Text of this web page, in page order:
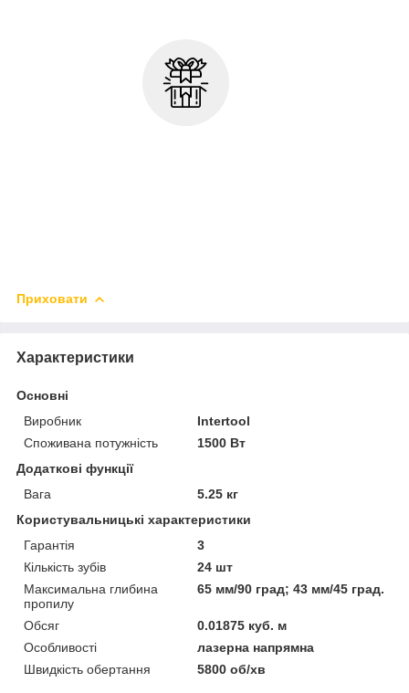
Приховати
Характеристики
Основні
Виробник
Intertool
Споживана потужність
1500 Вт
Додаткові функції
Вага
5.25 кг
Користувальницькі характеристики
Гарантія
3
Кількість зубів
24 шт
Максимальна глибина
пропилу
65 мм/90 град; 43 мм/45 град.
Обсяг
0.01875 куб. м
Особливості
лазерна напрямна
Швидкість обертання
5800 об/хв